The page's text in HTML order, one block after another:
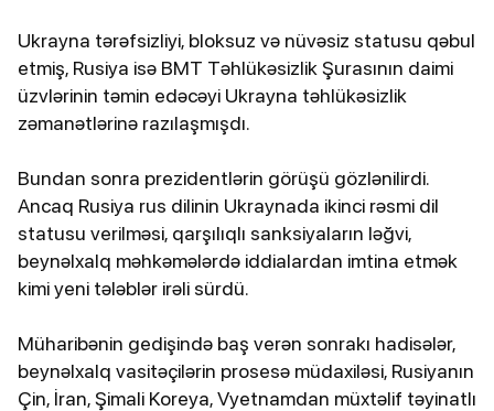
Ukrayna tərəfsizliyi, bloksuz və nüvəsiz statusu qəbul
etmiş, Rusiya isə BMT Təhlükəsizlik Şurasının daimi
üzvlərinin təmin edəcəyi Ukrayna təhlükəsizlik
zəmanətlərinə razılaşmışdı.
Bundan sonra prezidentlərin görüşü gözlənilirdi.
Ancaq Rusiya rus dilinin Ukraynada ikinci rəsmi dil
statusu verilməsi, qarşılıqlı sanksiyaların ləğvi,
beynəlxalq məhkəmələrdə iddialardan imtina etmək
kimi yeni tələblər irəli sürdü.
Müharibənin gedişində baş verən sonrakı hadisələr,
beynəlxalq vasitəçilərin prosesə müdaxiləsi, Rusiyanın
Çin, İran, Şimali Koreya, Vyetnamdan müxtəlif təyinatlı